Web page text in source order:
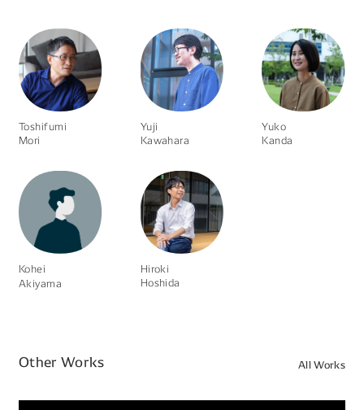
Toshifumi
Mori
Yuji
Kawahara
Yuko
Kanda
Kohei
Akiyama
Hiroki
Hoshida
Other Works All Works